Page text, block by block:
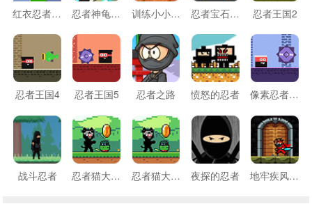
红衣忍者搭桥 忍者神龟出击 训练小小忍者 忍者宝石消消乐 忍者王国2
忍者王国4 忍者王国5 忍者之路 愤怒的忍者 像素忍者闯关3
战斗忍者 忍者猫大冒险 忍者猫大冒险无敌版 夜探的忍者 地牢疾风忍者